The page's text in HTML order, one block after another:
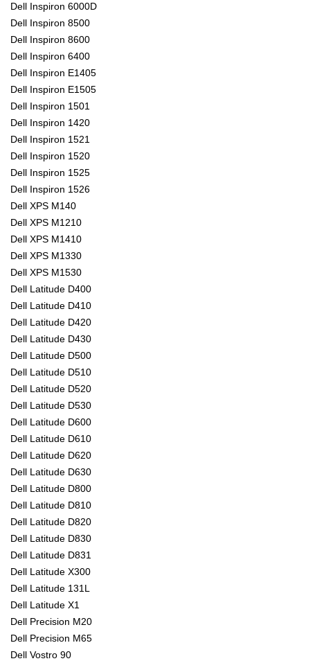
Dell Inspiron 6000D
Dell Inspiron 8500
Dell Inspiron 8600
Dell Inspiron 6400
Dell Inspiron E1405
Dell Inspiron E1505
Dell Inspiron 1501
Dell Inspiron 1420
Dell Inspiron 1521
Dell Inspiron 1520
Dell Inspiron 1525
Dell Inspiron 1526
Dell XPS M140
Dell XPS M1210
Dell XPS M1410
Dell XPS M1330
Dell XPS M1530
Dell Latitude D400
Dell Latitude D410
Dell Latitude D420
Dell Latitude D430
Dell Latitude D500
Dell Latitude D510
Dell Latitude D520
Dell Latitude D530
Dell Latitude D600
Dell Latitude D610
Dell Latitude D620
Dell Latitude D630
Dell Latitude D800
Dell Latitude D810
Dell Latitude D820
Dell Latitude D830
Dell Latitude D831
Dell Latitude X300
Dell Latitude 131L
Dell Latitude X1
Dell Precision M20
Dell Precision M65
Dell Vostro 90